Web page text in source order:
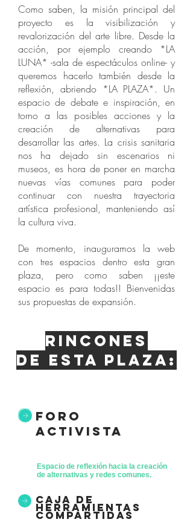
Rincones
de esta plaza:
Como saben, la misión principal del
proyecto es la visibilización y
revalorización del arte libre. Desde la
acción, por ejemplo creando *LA
LUNA* -sala de espectáculos online- y
queremos hacerlo también desde la
reflexión, abriendo *LA PLAZA*. Un
espacio de debate e inspiración, en
torno a las posibles acciones y la
creación de alternativas para
desarrollar las artes. La crisis sanitaria
nos ha dejado sin escenarios ni
museos, es hora de poner en marcha
nuevas vías comunes para poder
continuar con nuestra trayectoria
artística profesional, manteniendo así
la cultura viva.
De momento, inauguramos la web
con tres espacios dentro esta gran
plaza, pero como saben ¡¡este
espacio es para todas!! Bienvenidas
sus propuestas de expansión.
foro
activista
Espacio de reflexión hacia la creación
de alternativas y redes comunes.
caja de
herramientas
compartidas